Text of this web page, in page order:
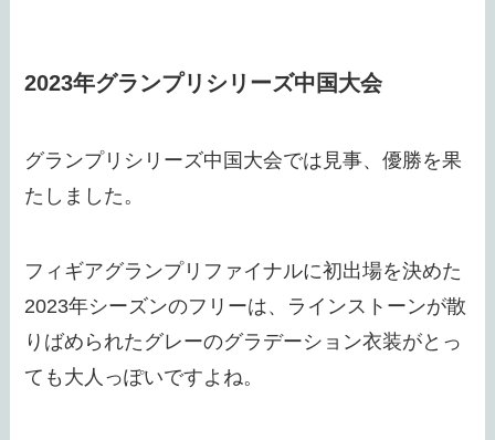
2023年グランプリシリーズ中国大会
グランプリシリーズ中国大会では見事、優勝を果
たしました。
フィギアグランプリファイナルに初出場を決めた
2023年シーズンのフリーは、ラインストーンが散
りばめられたグレーのグラデーション衣装がとっ
ても大人っぽいですよね。